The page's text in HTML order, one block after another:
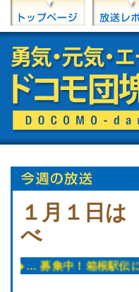
１月１日は
べ
せ ◆◆ … 募集中！箱根駅伝に関